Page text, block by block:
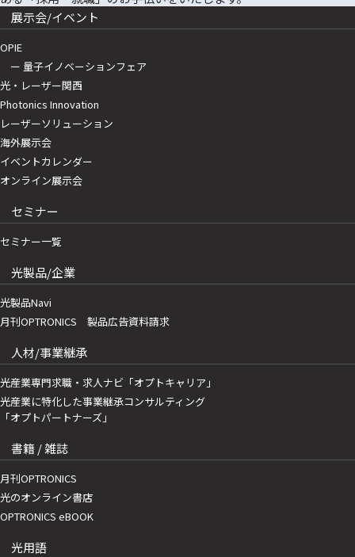
展示会/イベント
OPIE
ー 量子イノベーションフェア
光・レーザー関西
Photonics Innovation
レーザーソリューション
海外展示会
イベントカレンダー
オンライン展示会
セミナー
セミナー一覧
光製品/企業
光製品Navi
月刊OPTRONICS 製品広告資料請求
人材/事業継承
光産業専門求職・求人ナビ「オプトキャリア」
光産業に特化した事業継承コンサルティング
「オプトパートナーズ」
書籍 / 雑誌
月刊OPTRONICS
光のオンライン書店
OPTRONICS eBOOK
光用語